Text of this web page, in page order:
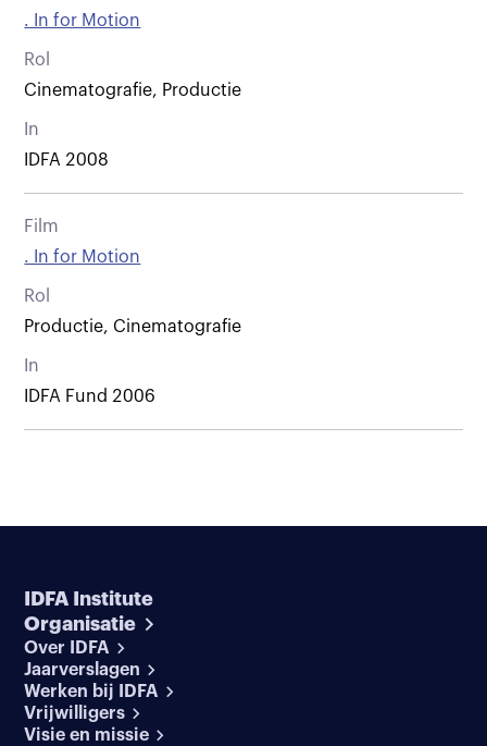
. In for Motion
Rol
Cinematografie, Productie
In
IDFA 2008
Film
. In for Motion
Rol
Productie, Cinematografie
In
IDFA Fund 2006
IDFA Institute
Organisatie
Over IDFA
Jaarverslagen
Werken bij IDFA
Vrijwilligers
Visie en missie